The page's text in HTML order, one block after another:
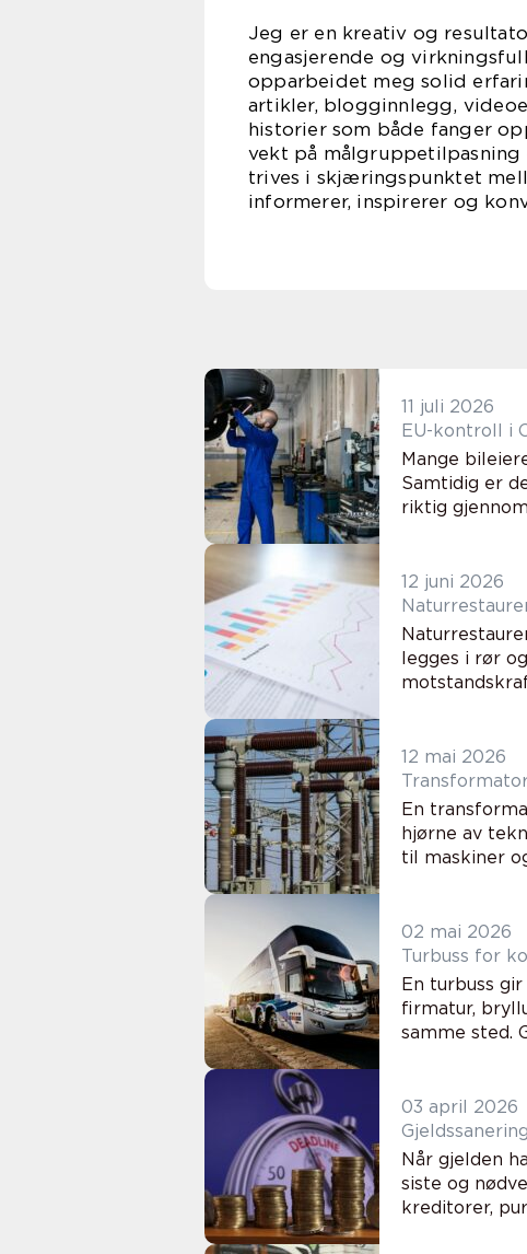
Jeg er en kreativ og
engasjerende og
opparbeidet meg solid
artikler, blogginnlegg,
historier som både fanger
vekt på
trives i skjæringspunktet
informerer, inspirerer og
11 juli 2026
EU-kontroll i
Mange
Samtidig er
riktig
12 juni 2026
legges i rør
12 mai 2026
En
hjørne av
til maskiner
02 mai 2026
Turbuss for
En turbuss
firmatur,
samme sted.
03 april 2026
Når gjelden
siste og
kreditorer,